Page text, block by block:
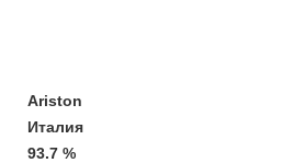
Ariston
Италия
93.7 %